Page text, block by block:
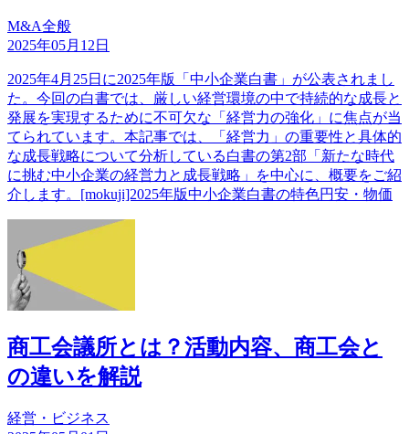
M&A全般
2025年05月12日
2025年4月25日に2025年版「中小企業白書」が公表されまし
た。今回の白書では、厳しい経営環境の中で持続的な成長と
発展を実現するために不可欠な「経営力の強化」に焦点が当
てられています。本記事では、「経営力」の重要性と具体的
な成長戦略について分析している白書の第2部「新たな時代
に挑む中小企業の経営力と成長戦略」を中心に、概要をご紹
介します。[mokuji]2025年版中小企業白書の特色円安・物価
商工会議所とは？活動内容、商工会と
の違いを解説
経営・ビジネス